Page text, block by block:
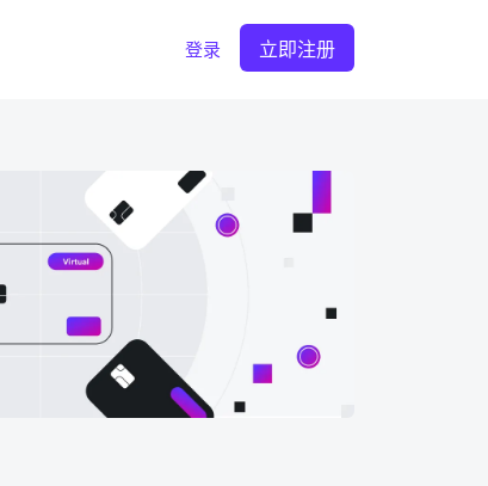
登录 立即注册